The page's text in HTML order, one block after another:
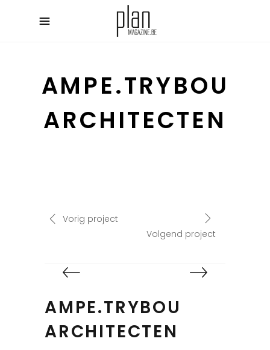
AMPE.TRYBOU
ARCHITECTEN
Vorig project
Volgend project
AMPE.TRYBOU
ARCHITECTEN